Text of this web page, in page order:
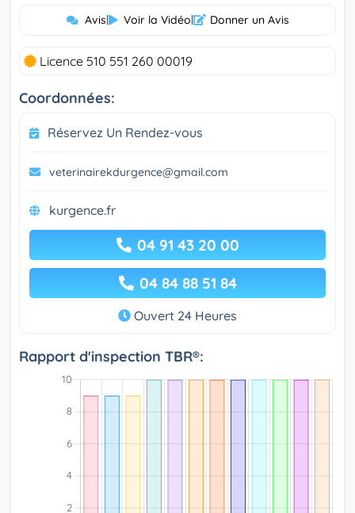
Avis| Voir la Vidéo| Donner un Avis
Licence 510 551 260 00019
Coordonnées:
Réservez Un Rendez-vous
veterinairekdurgence@gmail.com
kurgence.fr
04 91 43 20 00
04 84 88 51 84
Ouvert 24 Heures
Rapport d'inspection TBR®: